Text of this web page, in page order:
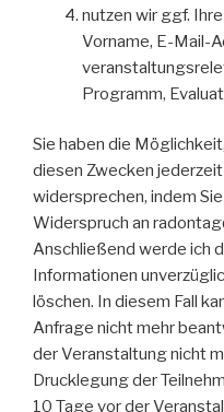
nutzen wir ggf.
Vorname, E-Mail-
Programm,
Sie haben die
diesen Zwecken
widersprechen, indem
Widerspruch an
Anschließend werde ich
Informationen
löschen. In diesem Fall
Anfrage nicht mehr
der Veranstaltung nicht
Drucklegung der
10 Tage vor der